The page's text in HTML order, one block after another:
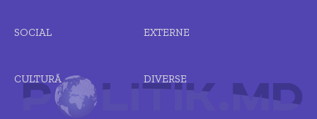
SOCIAL EXTERNE
CULTURĂ DIVERSE